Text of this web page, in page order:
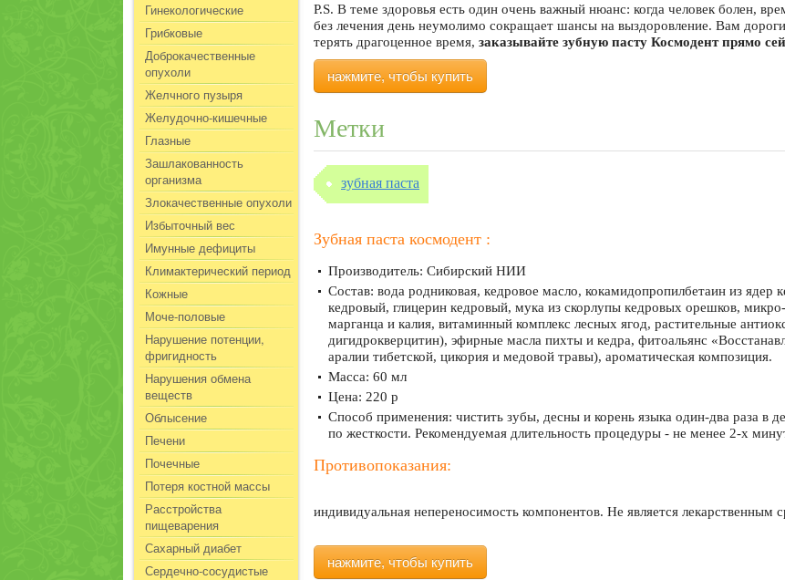
Гинекологические
Грибковые
Доброкачественные
опухоли
Желчного пузыря
Желудочно-кишечные
Глазные
Зашлакованность
организма
Злокачественные опухоли
Избыточный вес
Имунные дефициты
Климактерический период
Кожные
Моче-половые
Нарушение потенции,
фригидность
Нарушения обмена
веществ
Облысение
Печени
Почечные
Потеря костной массы
Расстройства
пищеварения
Сахарный диабет
Сердечно-сосудистые
P.S. В теме здоровья есть один очень важный нюанс: когда человек болен,
без лечения день неумолимо сокращает шансы на выздоровление. Вам
терять драгоценное время, заказывайте зубную пасту Космодент прямо
нажмите, чтобы купить
Метки
зубная паста
Зубная паста космодент :
Производитель: Сибирский НИИ
Состав: вода родниковая, кедровое масло, кокамидопропилбетаин из
кедровый, глицерин кедровый, мука из скорлупы кедровых орешков,
марганца и калия, витаминный комплекс лесных ягод, растительные
дигидрокверцитин), эфирные масла пихты и кедра, фитоальянс
аралии тибетской, цикория и медовой травы), ароматическая композиция.
Масса: 60 мл
Цена: 220 р
Способ применения: чистить зубы, десны и корень языка один-два раза в
по жесткости. Рекомендуемая длительность процедуры - не менее 2-х
Противопоказания:
индивидуальная непереносимость компонентов. Не является лекарственным
нажмите, чтобы купить